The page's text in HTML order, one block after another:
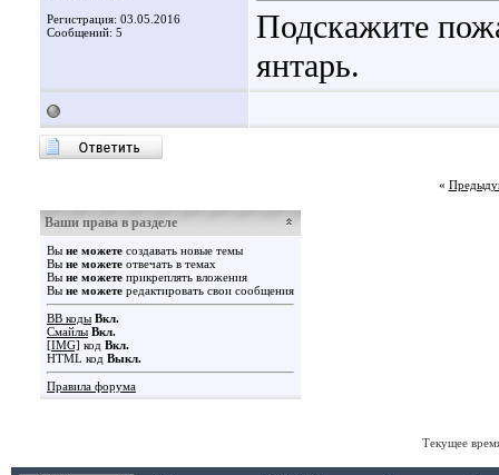
Регистрация: 03.05.2016
Сообщений: 5
Подскажите
янтарь.
«
Ваши права в разделе
Вы не можете создавать новые темы
Вы не можете отвечать в темах
Вы не можете прикреплять вложения
Вы не можете редактировать свои сообщения
BB коды Вкл.
Смайлы Вкл.
[IMG] код Вкл.
HTML код Выкл.
Правила форума
Текущее